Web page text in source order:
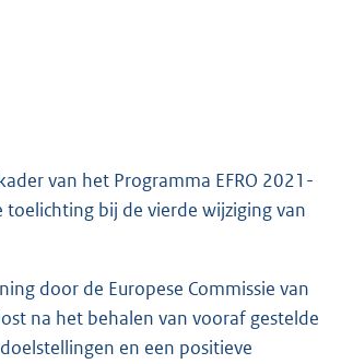
van het Programma EFRO 2021-
bij de vierde wijziging van
door de Europese Commissie van
na het behalen van vooraf gestelde
en een positieve